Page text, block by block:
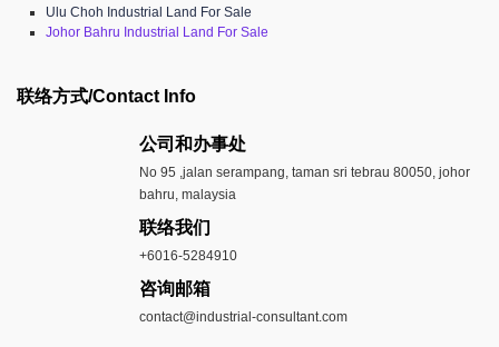
Ulu Choh Industrial Land For Sale
Johor Bahru Industrial Land For Sale
联络方式/Contact Info
公司和办事处​
No 95 ,jalan serampang, taman sri tebrau 80050, johor
bahru, malaysia
联络我们
+6016-5284910
​咨询邮箱
contact@industrial-consultant.com